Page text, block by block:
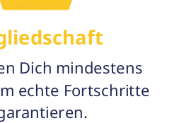
Dich mindestens
echte Fortschritte